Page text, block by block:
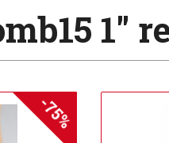
1"
-75%